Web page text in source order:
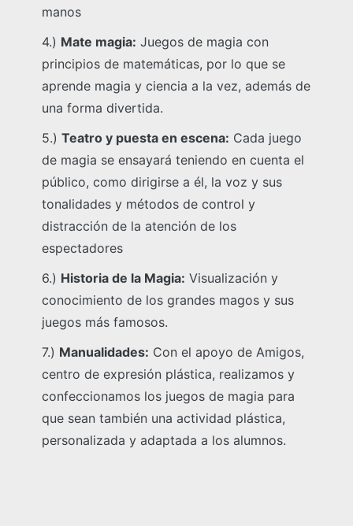
manos
4.) Mate magia: Juegos de magia con
principios de matemáticas, por lo que se
aprende magia y ciencia a la vez, además de
una forma divertida.
5.) Teatro y puesta en escena: Cada juego
de magia se ensayará teniendo en cuenta el
público, como dirigirse a él, la voz y sus
tonalidades y métodos de control y
distracción de la atención de los
espectadores
6.) Historia de la Magia: Visualización y
conocimiento de los grandes magos y sus
juegos más famosos.
7.) Manualidades: Con el apoyo de Amigos,
centro de expresión plástica, realizamos y
confeccionamos los juegos de magia para
que sean también una actividad plástica,
personalizada y adaptada a los alumnos.